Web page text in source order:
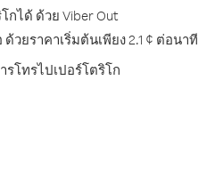
ได้ ด้วย Viber Out
ยราคาเริ่มต้นเพียง 2.1 ¢ ต่อนาที
โทรไปเปอร์โตริโก